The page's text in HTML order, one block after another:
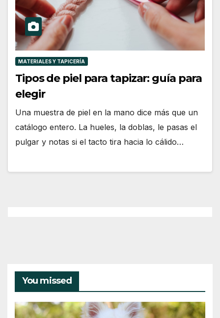
MATERIALES Y TAPICERÍA
Tipos de piel para tapizar: guía para
elegir
Una muestra de piel en la mano dice más que un
catálogo entero. La hueles, la doblas, le pasas el
pulgar y notas si el tacto tira hacia lo cálido…
You missed